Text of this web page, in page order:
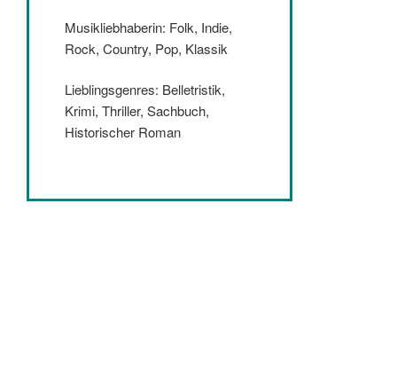
Musikliebhaberin: Folk, Indie,
Rock, Country, Pop, Klassik
Lieblingsgenres: Belletristik,
Krimi, Thriller, Sachbuch,
Historischer Roman